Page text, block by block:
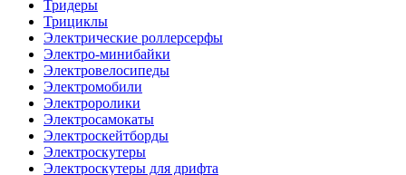
Тридеры
Трициклы
Электрические роллерсерфы
Электро-минибайки
Электровелосипеды
Электромобили
Электроролики
Электросамокаты
Электроскейтборды
Электроскутеры
Электроскутеры для дрифта